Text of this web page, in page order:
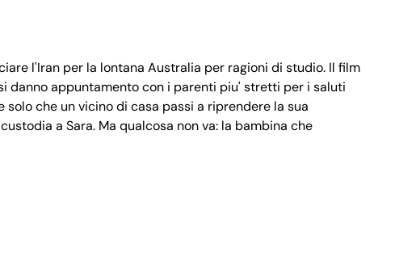
l'Iran per la lontana Australia per ragioni di studio. Il film
danno appuntamento con i parenti piu' stretti per i saluti
che un vicino di casa passi a riprendere la sua
a Sara. Ma qualcosa non va: la bambina che